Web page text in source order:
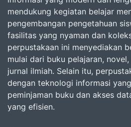
mendukung kegiatan belajar
pengembangan pengetahuan
fasilitas yang nyaman dan
perpustakaan ini menyediakan
mulai dari buku pelajaran,
jurnal ilmiah. Selain itu,
dengan teknologi informasi
peminjaman buku dan akses
yang efisien.